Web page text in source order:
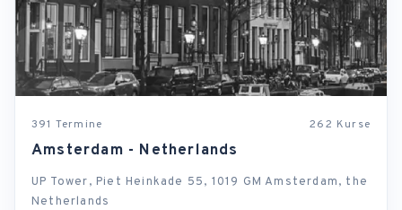
391 Termine 262 Kurse
Amsterdam - Netherlands
UP Tower, Piet Heinkade 55, 1019 GM Amsterdam, the
Netherlands